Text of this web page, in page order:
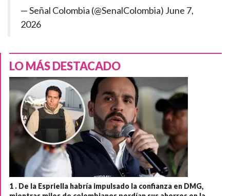
— Señal Colombia (@SenalColombia) June 7,
2026
LO MÁS DESTACADO
1 . De la Espriella habría impulsado la confianza en DMG,